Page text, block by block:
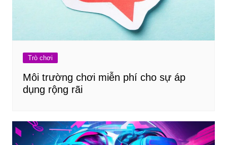
Trò chơi
Môi trường chơi miễn phí cho sự áp
dụng rộng rãi